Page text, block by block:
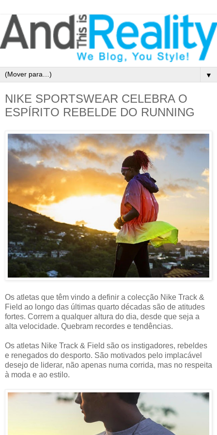
▼
NIKE SPORTSWEAR CELEBRA O
ESPÍRITO REBELDE DO RUNNING
Os atletas que têm vindo a definir a colecção Nike Track &
Field ao longo das últimas quarto décadas são de atitudes
fortes. Correm a qualquer altura do dia, desde que seja a
alta velocidade. Quebram recordes e tendências.
Os atletas Nike Track & Field são os instigadores, rebeldes
e renegados do desporto. São motivados pelo implacável
desejo de liderar, não apenas numa corrida, mas no respeita
à moda e ao estilo.